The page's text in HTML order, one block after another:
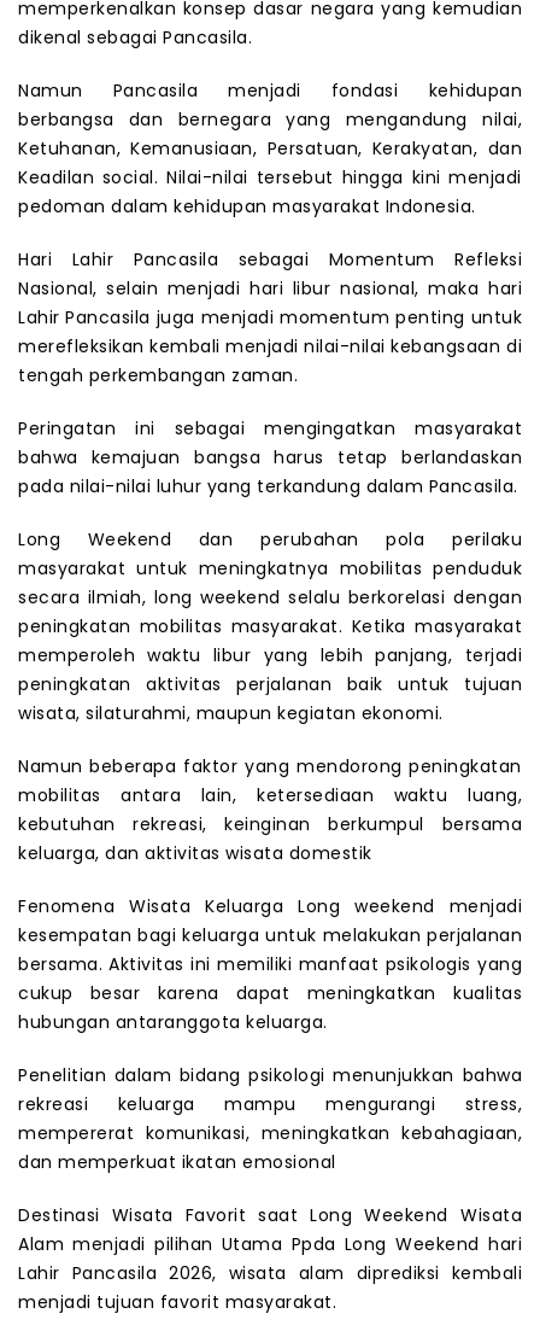
memperkenalkan konsep dasar negara yang kemudian
dikenal sebagai Pancasila.
Namun Pancasila menjadi fondasi kehidupan
berbangsa dan bernegara yang mengandung nilai,
Ketuhanan, Kemanusiaan, Persatuan, Kerakyatan, dan
Keadilan social. Nilai-nilai tersebut hingga kini menjadi
pedoman dalam kehidupan masyarakat Indonesia.
Hari Lahir Pancasila sebagai Momentum Refleksi
Nasional, selain menjadi hari libur nasional, maka hari
Lahir Pancasila juga menjadi momentum penting untuk
merefleksikan kembali menjadi nilai-nilai kebangsaan di
tengah perkembangan zaman.
Peringatan ini sebagai mengingatkan masyarakat
bahwa kemajuan bangsa harus tetap berlandaskan
pada nilai-nilai luhur yang terkandung dalam Pancasila.
Long Weekend dan perubahan pola perilaku
masyarakat untuk meningkatnya mobilitas penduduk
secara ilmiah, long weekend selalu berkorelasi dengan
peningkatan mobilitas masyarakat. Ketika masyarakat
memperoleh waktu libur yang lebih panjang, terjadi
peningkatan aktivitas perjalanan baik untuk tujuan
wisata, silaturahmi, maupun kegiatan ekonomi.
Namun beberapa faktor yang mendorong peningkatan
mobilitas antara lain, ketersediaan waktu luang,
kebutuhan rekreasi, keinginan berkumpul bersama
keluarga, dan aktivitas wisata domestik
Fenomena Wisata Keluarga Long weekend menjadi
kesempatan bagi keluarga untuk melakukan perjalanan
bersama. Aktivitas ini memiliki manfaat psikologis yang
cukup besar karena dapat meningkatkan kualitas
hubungan antaranggota keluarga.
Penelitian dalam bidang psikologi menunjukkan bahwa
rekreasi keluarga mampu mengurangi stress,
mempererat komunikasi, meningkatkan kebahagiaan,
dan memperkuat ikatan emosional
Destinasi Wisata Favorit saat Long Weekend Wisata
Alam menjadi pilihan Utama Ppda Long Weekend hari
Lahir Pancasila 2026, wisata alam diprediksi kembali
menjadi tujuan favorit masyarakat.